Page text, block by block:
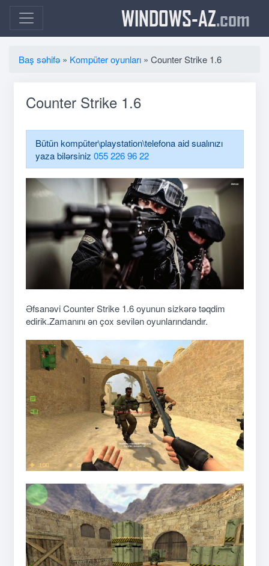
WINDOWS-AZ.com
Baş səhifə » Kompüter oyunları » Counter Strike 1.6
Counter Strike 1.6
Bütün kompüter\playstation\telefona aid sualınızı
yaza bilərsiniz 055 226 96 22
Əfsanəvi Counter Strike 1.6 oyunun sizkərə təqdim
edirik.Zamanını ən çox sevilən oyunlarındandır.